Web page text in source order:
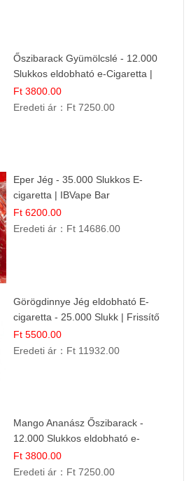
Őszibarack Gyümölcslé - 12.000
Slukkos eldobható e-Cigaretta |
Friss Gyümölcs Íz
Ft 3800.00
Eredeti ár： Ft 7250.00
Eper Jég - 35.000 Slukkos E-
cigaretta | IBVape Bar
Ft 6200.00
Eredeti ár： Ft 14686.00
Görögdinnye Jég eldobható E-
cigaretta - 25.000 Slukk | Frissítő
Nyári Íz
Ft 5500.00
Eredeti ár： Ft 11932.00
Mango Ananász Őszibarack -
12.000 Slukkos eldobható e-
Cigaretta
Ft 3800.00
Eredeti ár： Ft 7250.00